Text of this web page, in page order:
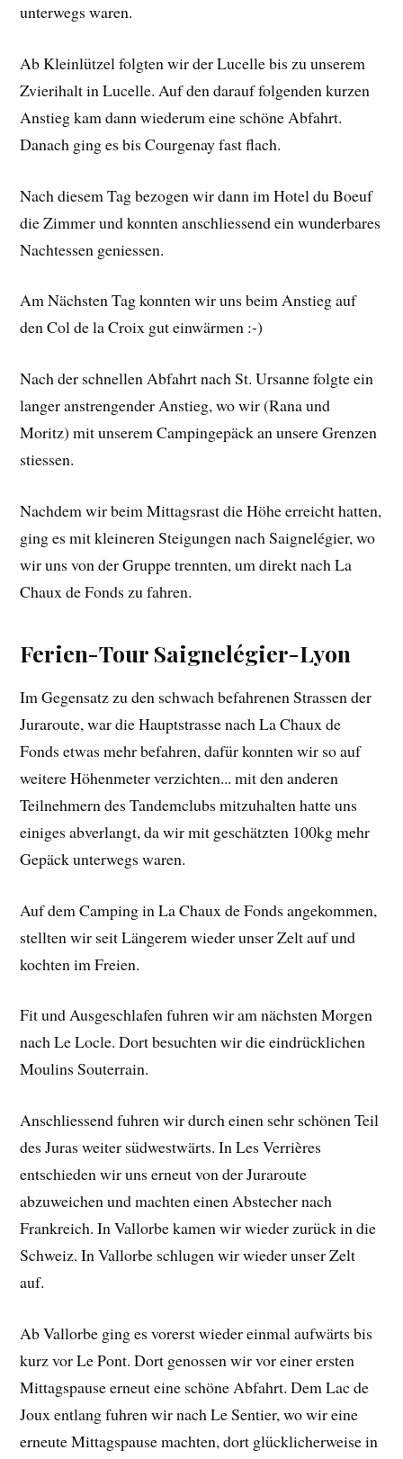
unterwegs waren.
Ab Kleinlützel folgten wir der Lucelle bis zu unserem
Zvierihalt in Lucelle. Auf den darauf folgenden kurzen
Anstieg kam dann wiederum eine schöne Abfahrt.
Danach ging es bis Courgenay fast flach.
Nach diesem Tag bezogen wir dann im Hotel du Boeuf
die Zimmer und konnten anschliessend ein wunderbares
Nachtessen geniessen.
Am Nächsten Tag konnten wir uns beim Anstieg auf
den Col de la Croix gut einwärmen :-)
Nach der schnellen Abfahrt nach St. Ursanne folgte ein
langer anstrengender Anstieg, wo wir (Rana und
Moritz) mit unserem Campingepäck an unsere Grenzen
stiessen.
Nachdem wir beim Mittagsrast die Höhe erreicht hatten,
ging es mit kleineren Steigungen nach Saignelégier, wo
wir uns von der Gruppe trennten, um direkt nach La
Chaux de Fonds zu fahren.
Ferien-Tour Saignelégier-Lyon
Im Gegensatz zu den schwach befahrenen Strassen der
Juraroute, war die Hauptstrasse nach La Chaux de
Fonds etwas mehr befahren, dafür konnten wir so auf
weitere Höhenmeter verzichten... mit den anderen
Teilnehmern des Tandemclubs mitzuhalten hatte uns
einiges abverlangt, da wir mit geschätzten 100kg mehr
Gepäck unterwegs waren.
Auf dem Camping in La Chaux de Fonds angekommen,
stellten wir seit Längerem wieder unser Zelt auf und
kochten im Freien.
Fit und Ausgeschlafen fuhren wir am nächsten Morgen
nach Le Locle. Dort besuchten wir die eindrücklichen
Moulins Souterrain.
Anschliessend fuhren wir durch einen sehr schönen Teil
des Juras weiter südwestwärts. In Les Verrières
entschieden wir uns erneut von der Juraroute
abzuweichen und machten einen Abstecher nach
Frankreich. In Vallorbe kamen wir wieder zurück in die
Schweiz. In Vallorbe schlugen wir wieder unser Zelt
auf.
Ab Vallorbe ging es vorerst wieder einmal aufwärts bis
kurz vor Le Pont. Dort genossen wir vor einer ersten
Mittagspause erneut eine schöne Abfahrt. Dem Lac de
Joux entlang fuhren wir nach Le Sentier, wo wir eine
erneute Mittagspause machten, dort glücklicherweise in